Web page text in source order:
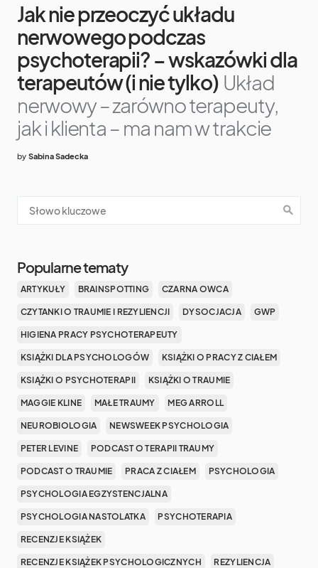
Jak nie przeoczyć układu
nerwowego podczas
psychoterapii? – wskazówki dla
terapeutów (i nie tylko) Układ
nerwowy – zarówno terapeuty,
jak i klienta – ma nam w trakcie
by Sabina Sadecka
Popularne tematy
ARTYKUŁY BRAINSPOTTING CZARNA OWCA
CZYTANKI O TRAUMIE I REZYLIENCJI DYSOCJACJA GWP
HIGIENA PRACY PSYCHOTERAPEUTY
KSIĄŻKI DLA PSYCHOLOGÓW KSIĄŻKI O PRACY Z CIAŁEM
KSIĄŻKI O PSYCHOTERAPII KSIĄŻKI O TRAUMIE
MAGGIE KLINE MAŁE TRAUMY MEG ARROLL
NEUROBIOLOGIA NEWSWEEK PSYCHOLOGIA
PETER LEVINE PODCAST O TERAPII TRAUMY
PODCAST O TRAUMIE PRACA Z CIAŁEM PSYCHOLOGIA
PSYCHOLOGIA EGZYSTENCJALNA
PSYCHOLOGIA NASTOLATKA PSYCHOTERAPIA
RECENZJE KSIĄŻEK
RECENZJE KSIĄŻEK PSYCHOLOGICZNYCH REZYLIENCJA